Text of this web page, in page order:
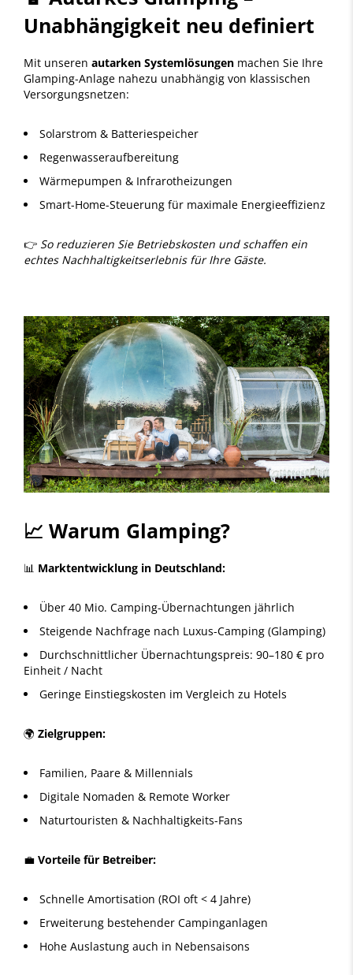
Unabhängigkeit neu definiert
Mit unseren autarken Systemlösungen machen Sie Ihre
Glamping-Anlage nahezu unabhängig von klassischen
Versorgungsnetzen:
Solarstrom & Batteriespeicher
Regenwasseraufbereitung
Wärmepumpen & Infrarotheizungen
Smart-Home-Steuerung für maximale Energieeffizienz
👉 So reduzieren Sie Betriebskosten und schaffen ein
echtes Nachhaltigkeitserlebnis für Ihre Gäste.
📈 Warum Glamping?
📊 Marktentwicklung in Deutschland:
Über 40 Mio. Camping-Übernachtungen jährlich
Steigende Nachfrage nach Luxus-Camping (Glamping)
Durchschnittlicher Übernachtungspreis: 90–180 € pro
Einheit / Nacht
Geringe Einstiegskosten im Vergleich zu Hotels
🌍 Zielgruppen:
Familien, Paare & Millennials
Digitale Nomaden & Remote Worker
Naturtouristen & Nachhaltigkeits-Fans
💼 Vorteile für Betreiber:
Schnelle Amortisation (ROI oft < 4 Jahre)
Erweiterung bestehender Campinganlagen
Hohe Auslastung auch in Nebensaisons